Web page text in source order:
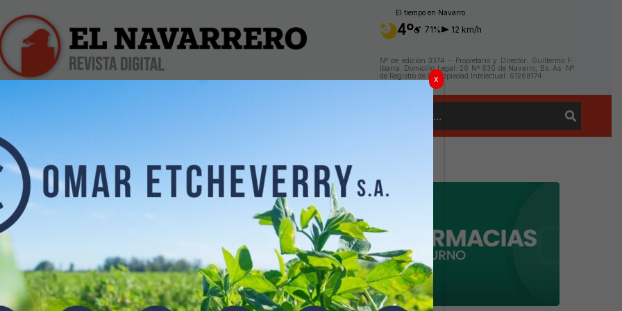
El tiempo en Navarro
4º 71% 12 km/h
Nº de edición 3374 - Propietario y Director: Guillermo F.
Ibarra. Domicilio Legal: 26 Nº 630 de Navarro, Bs. As. Nº
de Registro de la Propiedad Intelectual: 61268174
x